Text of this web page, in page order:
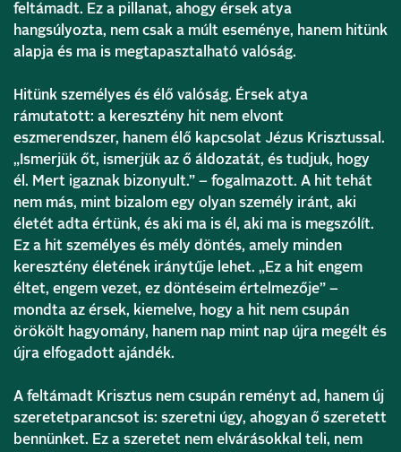
feltámadt. Ez a pillanat, ahogy érsek atya
hangsúlyozta, nem csak a múlt eseménye, hanem hitünk
alapja és ma is megtapasztalható valóság.
Hitünk személyes és élő valóság. Érsek atya
rámutatott: a keresztény hit nem elvont
eszmerendszer, hanem élő kapcsolat Jézus Krisztussal.
„Ismerjük őt, ismerjük az ő áldozatát, és tudjuk, hogy
él. Mert igaznak bizonyult.” – fogalmazott. A hit tehát
nem más, mint bizalom egy olyan személy iránt, aki
életét adta értünk, és aki ma is él, aki ma is megszólít.
Ez a hit személyes és mély döntés, amely minden
keresztény életének iránytűje lehet. „Ez a hit engem
éltet, engem vezet, ez döntéseim értelmezője” –
mondta az érsek, kiemelve, hogy a hit nem csupán
örökölt hagyomány, hanem nap mint nap újra megélt és
újra elfogadott ajándék.
A feltámadt Krisztus nem csupán reményt ad, hanem új
szeretetparancsot is: szeretni úgy, ahogyan ő szeretett
bennünket. Ez a szeretet nem elvárásokkal teli, nem